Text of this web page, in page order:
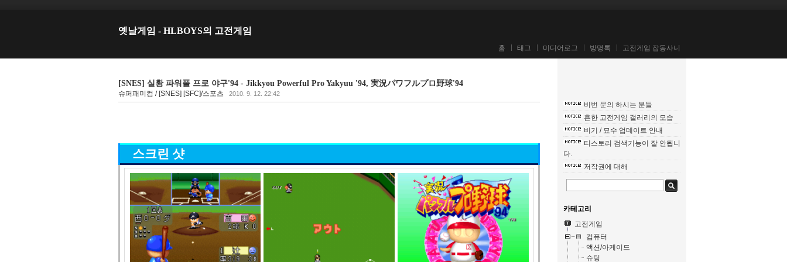
옛날게임 - HLBOYS의 고전게임
홈 태그 미디어로그 방명록 고전게임 잡동사니
[SNES] 실황 파워풀 프로 야구'94 - Jikkyou Powerful Pro Yakyuu '94, 実況パワフルプロ野球'94
슈퍼패미컴 / [SNES] [SFC]/스포츠 2010. 9. 12. 22:42
스크린 샷
비번 문의 하시는 분들
흔한 고전게임 갤러리의 모습
비기 / 묘수 업데이트 안내
티스토리 검색기능이 잘 안됩니
다.
저작권에 대해
카테고리
고전게임
컴퓨터
액션/아케이드
슈팅